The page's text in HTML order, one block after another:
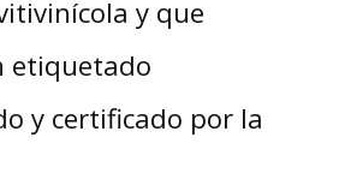
y que
etiquetado
y certificado por la